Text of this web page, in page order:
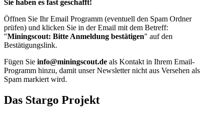
Sie haben es fast geschafft!
Öffnen Sie Ihr Email Programm (eventuell den Spam Ordner
prüfen) und klicken Sie in der Email mit dem Betreff:
"Miningscout: Bitte Anmeldung bestätigen" auf den
Bestätigungslink.
Fügen Sie info@miningscout.de als Kontakt in Ihrem Email-
Programm hinzu, damit unser Newsletter nicht aus Versehen als
Spam markiert wird.
Das Stargo Projekt